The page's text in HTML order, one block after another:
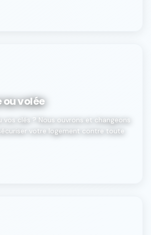
ou volée
vos clés ? Nous ouvrons et changeons
votre logement contre toute